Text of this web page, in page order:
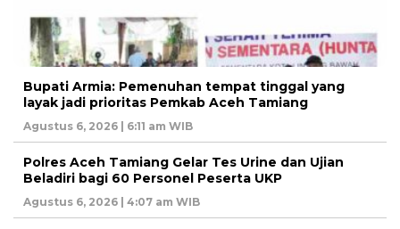
Bupati Armia: Pemenuhan tempat tinggal yang
layak jadi prioritas Pemkab Aceh Tamiang
Agustus 6, 2026 | 6:11 am WIB
Polres Aceh Tamiang Gelar Tes Urine dan Ujian
Beladiri bagi 60 Personel Peserta UKP
Agustus 6, 2026 | 4:07 am WIB